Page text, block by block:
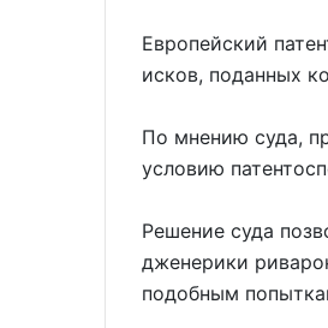
Европейский
исков, поданных
По мнению суда,
условию
Решение суда
дженерики
подобным